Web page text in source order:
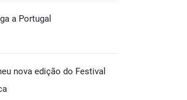
a Portugal
nova edição do Festival